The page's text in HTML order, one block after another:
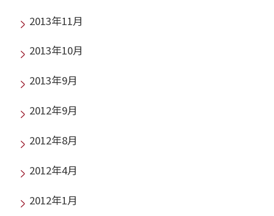
2013年11月
2013年10月
2013年9月
2012年9月
2012年8月
2012年4月
2012年1月